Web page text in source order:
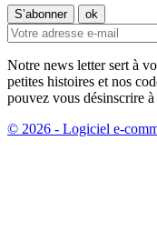
Notre news letter sert à
petites histoires et nos
pouvez vous désinscrire
© 2026 - Logiciel e-